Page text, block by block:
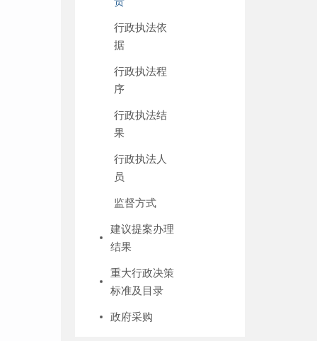
行政执法依
据
行政执法程
序
行政执法结
果
行政执法人
员
监督方式
建议提案办理
结果
重大行政决策
标准及目录
政府采购